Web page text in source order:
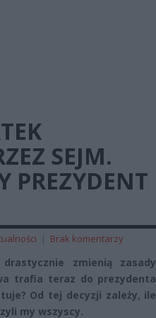
SEJM.
PREZYDENT
| Brak komentarzy
zmienią zasady
trafia teraz do prezydenta
Od tej decyzji zależy, ile
my wszyscy.